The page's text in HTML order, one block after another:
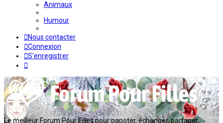
Animaux
Humour
Nous contacter
Connexion
S’enregistrer
Le meilleur Forum Pour Filles pour papoter, échanger, partager,